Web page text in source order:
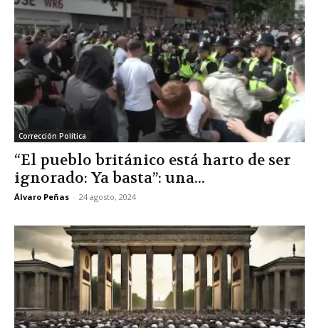
Corrección Política
“El pueblo británico está harto de ser
ignorado: Ya basta”: una...
Álvaro Peñas - 24 agosto, 2024